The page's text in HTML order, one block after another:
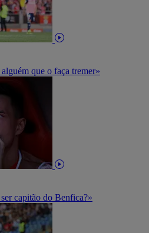
que o faça tremer»
capitão do Benfica?»